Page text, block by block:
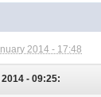
2014 - 17:48
- 09:25: